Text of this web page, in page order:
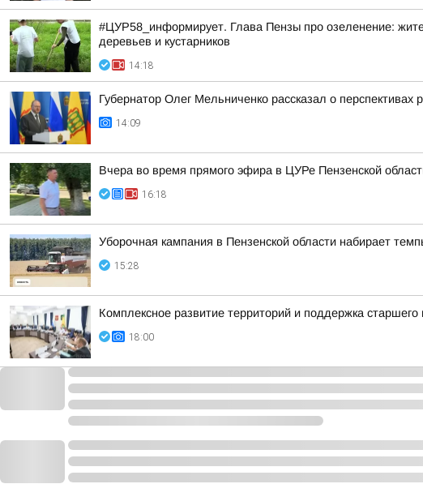
#ЦУР58_информирует. Глава Пензы про озеленение:
деревьев и кустарников
14:18
Губернатор Олег Мельниченко рассказал о перспективах
14:09
Вчера во время прямого эфира в ЦУРе Пензенской
16:18
Уборочная кампания в Пензенской области набирает
15:28
Комплексное развитие территорий и поддержка
18:00